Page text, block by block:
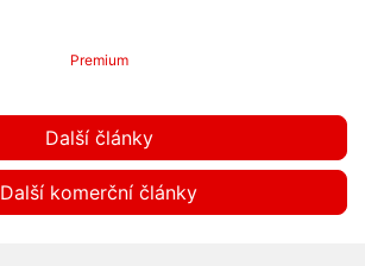
Premium
Další články
Další komerční články